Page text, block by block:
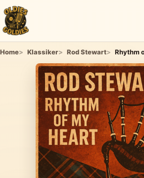
Home Klassiker Rod Stewart Rhythm